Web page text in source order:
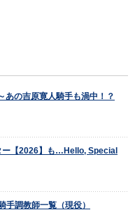
の吉原寛人騎手も渦中！？
ー【2026】も…Hello, Special
調教師一覧（現役）